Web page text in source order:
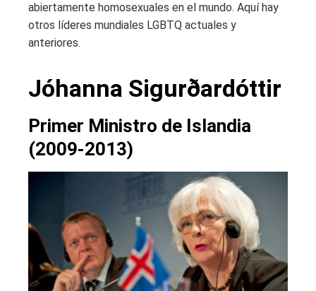
abiertamente homosexuales en el mundo. Aquí hay
otros líderes mundiales LGBTQ actuales y
anteriores.
Jóhanna Sigurðardóttir
Primer Ministro de Islandia
(2009-2013)